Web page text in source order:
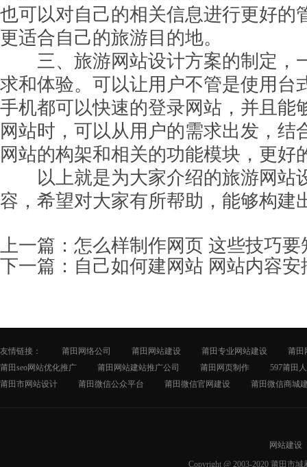
也可以对自己的相关信息进行更好的
更适合自己的旅游目的地。
三、旅游网站设计方案的制定，
求和体验。可以让用户不管是使用台
手机都可以快速的登录网站，并且能
网站时，可以从用户的需求出发，结
网站的构架和相关的功能模块，更好
以上就是为大家介绍的旅游网站
容，希望对大家有所帮助，能够构建
上一篇： 怎么样制作网页 这些技巧要
下一篇： 自己如何建网站 网站内容
友情链接： 莆田网络公司 莆田网站建设 莆田专业网站建设
莆田
莆田seo网站优化推广
莆田网站建站推广公司 莆田网页制作
597莆田
莆田市网站设计
莆田微信公众平台 莆田微信官网建设 莆田微信商城
网站建设
Copyright @ 2003-2020 莆田市